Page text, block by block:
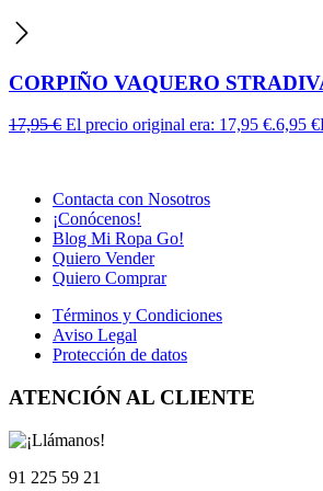
CORPIÑO VAQUERO
17,95€ El precio original era: 17,95 €.6,95 €
Contacta con Nosotros
¡Conócenos!
Blog Mi Ropa Go!
Quiero Vender
Quiero Comprar
Términos y Condiciones
Aviso Legal
Protección de datos
ATENCIÓN AL CLIENTE
91 225 59 21